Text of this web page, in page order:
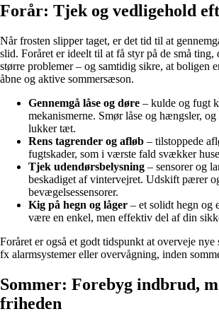
Forår: Tjek og vedligehold
Når frosten slipper taget, er det tid til at
slid. Foråret er ideelt til at få styr på de små
større problemer – og samtidig sikre, at boligen
åbne og aktive sommersæson.
Gennemgå låse og døre – kulde og fugt
mekanismerne. Smør låse og hængsler,
lukker tæt.
Rens tagrender og afløb – tilstoppede
fugtskader, som i værste fald svækker
Tjek udendørsbelysning – sensorer og
beskadiget af vintervejret. Udskift pærer
bevægelsessensorer.
Kig på hegn og låger – et solidt hegn og
være en enkel, men effektiv del af din
Foråret er også et godt tidspunkt at overveje
fx alarmsystemer eller overvågning, inden
Sommer: Forebyg indbrud,
friheden